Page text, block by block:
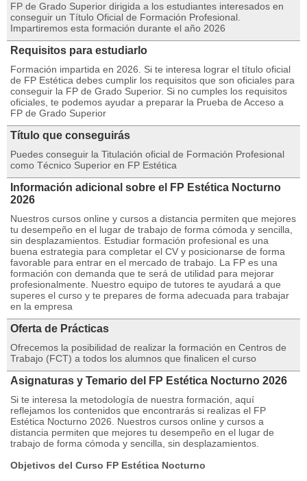
FP de Grado Superior dirigida a los estudiantes interesados en
conseguir un Título Oficial de Formación Profesional.
Impartiremos esta formación durante el año 2026
Requisitos para estudiarlo
Formación impartida en 2026. Si te interesa lograr el título oficial
de FP Estética debes cumplir los requisitos que son oficiales para
conseguir la FP de Grado Superior. Si no cumples los requisitos
oficiales, te podemos ayudar a preparar la Prueba de Acceso a
FP de Grado Superior
Título que conseguirás
Puedes conseguir la Titulación oficial de Formación Profesional
como Técnico Superior en FP Estética
Información adicional sobre el FP Estética Nocturno
2026
Nuestros cursos online y cursos a distancia permiten que mejores
tu desempeño en el lugar de trabajo de forma cómoda y sencilla,
sin desplazamientos. Estudiar formación profesional es una
buena estrategia para completar el CV y posicionarse de forma
favorable para entrar en el mercado de trabajo. La FP es una
formación con demanda que te será de utilidad para mejorar
profesionalmente. Nuestro equipo de tutores te ayudará a que
superes el curso y te prepares de forma adecuada para trabajar
en la empresa
Oferta de Prácticas
Ofrecemos la posibilidad de realizar la formación en Centros de
Trabajo (FCT) a todos los alumnos que finalicen el curso
Asignaturas y Temario del FP Estética Nocturno 2026
Si te interesa la metodología de nuestra formación, aquí
reflejamos los contenidos que encontrarás si realizas el FP
Estética Nocturno 2026. Nuestros cursos online y cursos a
distancia permiten que mejores tu desempeño en el lugar de
trabajo de forma cómoda y sencilla, sin desplazamientos.
Objetivos del Curso FP Estética Nocturno